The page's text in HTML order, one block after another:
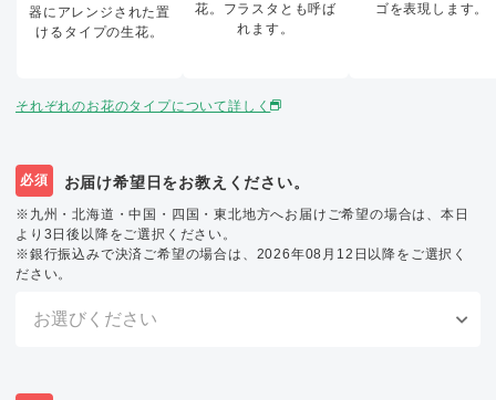
器にアレンジされた置
けるタイプの生花。
花。フラスタとも呼ば
れます。
ゴを表現します。
それぞれのお花のタイプについて詳しく
必須 お届け希望日をお教えください。
※九州・北海道・中国・四国・東北地方へお届けご希望の場合は、本日
より3日後以降をご選択ください。
※銀行振込みで決済ご希望の場合は、2026年08月12日以降をご選択く
ださい。